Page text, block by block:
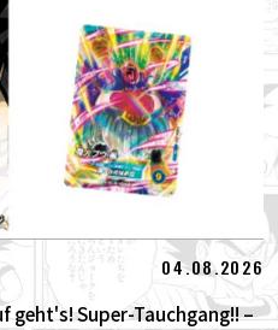
04.08.2026
geht's! Super-Tauchgang!! –